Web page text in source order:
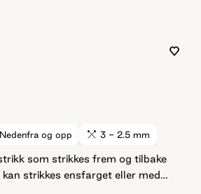
Nedenfra og opp 3 - 2.5 mm
som strikkes frem og tilbake
strikkes ensfarget eller med
på stripemønsteret kan du